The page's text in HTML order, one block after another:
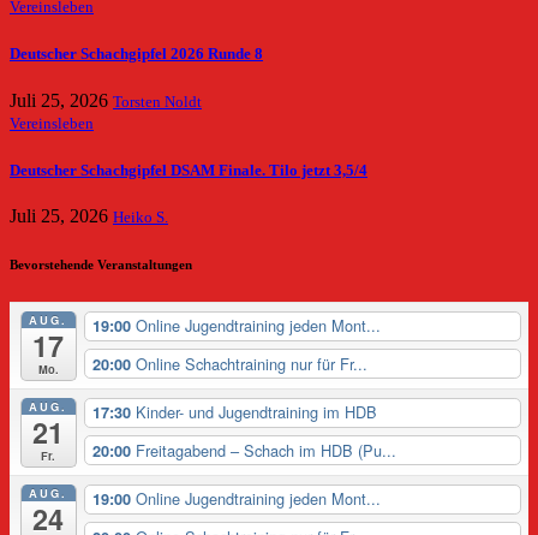
Vereinsleben
Deutscher Schachgipfel 2026 Runde 8
Juli 25, 2026 Torsten Noldt
Vereinsleben
Deutscher Schachgipfel DSAM Finale. Tilo jetzt 3,5/4
Juli 25, 2026 Heiko S.
Bevorstehende Veranstaltungen
AUG.
17
Mo.
19:00 Online Jugendtraining jeden Mont...
20:00 Online Schachtraining nur für Fr...
AUG.
21
Fr.
17:30 Kinder- und Jugendtraining im HDB
20:00 Freitagabend – Schach im HDB (Pu...
AUG.
24 19:00 Online Jugendtraining jeden Mont...